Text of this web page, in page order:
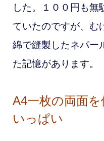
した。１００円も無
ていたのですが、む
綿で縫製したネパー
た記憶があります。
A4一枚の両面
いっぱい